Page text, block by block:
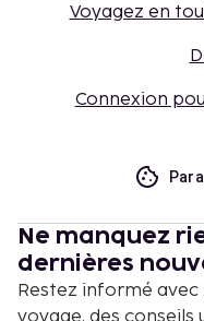
Voyagez en
Connexion
Ne manquez
dernières
Restez informé avec